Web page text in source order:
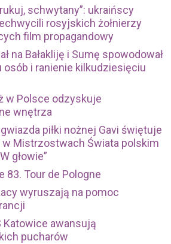
schwytany”: ukraińscy
rosyjskich żołnierzy
film propagandowy
na Bałakliję i Sumę spowodował
osób i ranienie kilkudziesięciu
w Polsce odzyskuje
wnętrza
piłki nożnej Gavi świętuje
Mistrzostwach Świata polskim
głowie”
83. Tour de Pologne
wyruszają na pomoc
Katowice awansują
pucharów